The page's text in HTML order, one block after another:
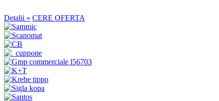
Detalii » CERE OFERTA